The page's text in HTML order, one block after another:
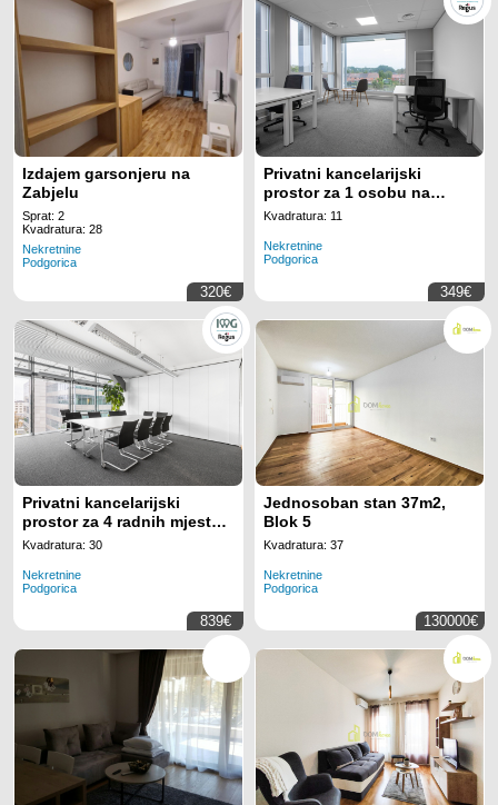
Izdajem garsonjeru na
Zabjelu
Sprat: 2
Kvadratura: 28
Nekretnine
Podgorica
320€
Privatni kancelarijski
prostor za 1 osobu na
lokaciji Regus Business
Kvadratura: 11
Nekretnine
Podgorica
349€
Privatni kancelarijski
prostor za 4 radnih mjesta
na lokaciji Regus Business
Kvadratura: 30
Nekretnine
Podgorica
839€
Jednosoban stan 37m2,
Blok 5
Kvadratura: 37
Nekretnine
Podgorica
130000€